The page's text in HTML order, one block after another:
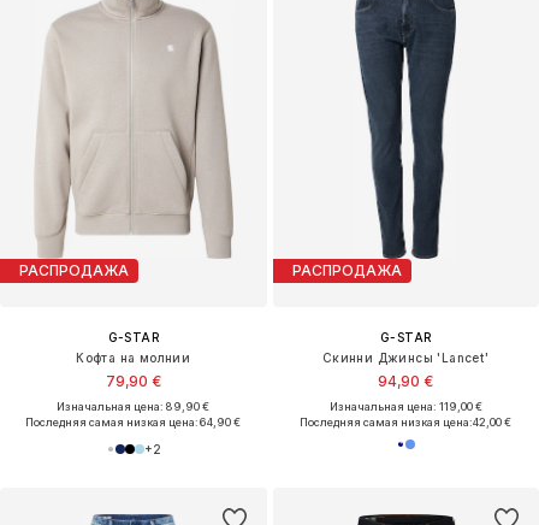
РАСПРОДАЖА
G-STAR
Кофта на молнии
79,90 €
Изначальная цена: 89,90 €
Последняя самая низкая цена:64,90 €
+2
РАСПРОДАЖА
G-STAR
Скинни Джинсы 'Lancet'
94,90 €
Изначальная цена: 119,00 €
Последняя самая низкая цена:42,00 €